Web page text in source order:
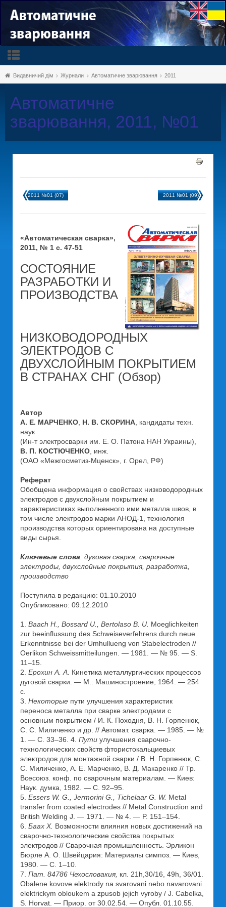
Видавничий дім Журнали Автоматичне зварювання 2011
Автоматичне
зварювання, 2011, №01
2011 №01 (07) 2011 №01 (09)
«Автоматическая сварка»,
2011, № 1 с. 47-51
СОСТОЯНИЕ
РАЗРАБОТКИ И
ПРОИЗВОДСТВА
НИЗКОВОДОРОДНЫХ
ЭЛЕКТРОДОВ С
ДВУХСЛОЙНЫМ ПОКРЫТИЕМ
В СТРАНАХ СНГ (Обзор)
Автор
А. Е. МАРЧЕНКО Н. В. СКОРИНА , кандидаты техн.
наук
(Ин-т электросварки им. Е. О. Патона НАН Украины),
В. П. КОСТЮЧЕНКО , инж.
(ОАО «Межгосметиз-Мценск», г. Орел, РФ)
Реферат
Обобщена информация о свойствах низководородных
электродов с двухслойным покрытием и
характеристиках выполненного ими металла швов, в
том числе электродов марки АНОД-1, технология
производства которых ориентирована на доступные
виды сырья.
Ключевые слова: дуговая сварка, сварочные
электроды, двухслойные покрытия, разработка,
производство
Поступила в редакцию: 01.10.2010
Опубликовано: 09.12.2010
1. Baach H., Bossard U., Bertolaso B. U. Mоеglichkeiten
zur bеeinflussung des Schweiseverfehrens durch neue
Erkenntnisse bei der Umhullueng von Stabelectroden //
Oerlikon Schweissmitteilungen. — 1981. — № 95. — S.
11–15.
2. Ерохин А. А. Кинетика металлургических процессов
дуговой сварки. — М.: Машиностроение, 1964. — 254
с.
3. Некоторые пути улучшения характеристик
переноса металла при сварке электродами с
основным покрытием / И. К. Походня, В. Н. Горпенюк,
С. С. Миличенко и др. // Автомат. сварка. — 1985. — №
1. — С. 33–36. 4. Пути улучшения сварочно-
технологических свойств фтористокальциевых
электродов для монтажной сварки / В. Н. Горпенюк, С.
С. Миличенко, А. Е. Марченко, В. Д. Макаренко // Тр.
Всесоюз. конф. по сварочным материалам. — Киев:
Наук. думка, 1982. — С. 92–95.
5. Essers W. G., Jermorini G., Tichelaar G. W. Metal
transfer from coated electrodes // Metal Construction and
British Welding J. — 1971. — № 4. — P. 151–154.
6. Баах Х. Возможности влияния новых достижений на
сварочно-технологические свойства покрытых
электродов // Сварочная промышленность. Эрликон
Бюрле А. О. Швейцария: Материалы симпоз. — Киев,
1980. — С. 1–10.
7. Пат. 84786 Чехословакия, кл. 21h,30/16, 49h, 36/01.
Obalene kovove elektrody na svarovani nebo navarovani
elektrickym obloukem a zpusob jejich vyroby / J. Cabelka,
S. Horvat. — Приор. от 30.02.54. — Опубл. 01.10.55.